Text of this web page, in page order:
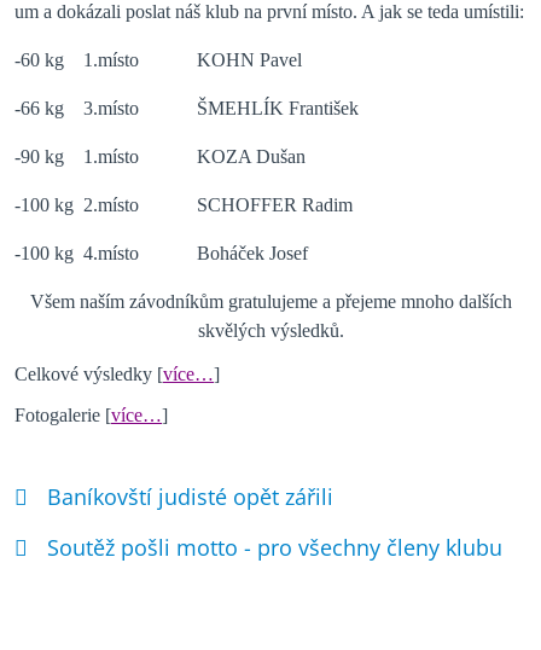
um a dokázali poslat náš klub na první místo. A jak se teda umístili:
-60 kg 1.místo KOHN Pavel
-66 kg 3.místo ŠMEHLÍK František
-90 kg 1.místo KOZA Dušan
-100 kg 2.místo SCHOFFER Radim
-100 kg 4.místo Boháček Josef
Všem naším závodníkům gratulujeme a přejeme mnoho dalších
skvělých výsledků.
Celkové výsledky [více…]
Fotogalerie [více…]
Baníkovští judisté opět zářili
Soutěž pošli motto - pro všechny členy klubu